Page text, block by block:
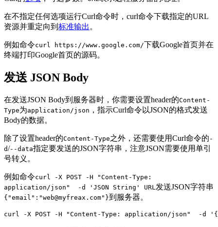
在不指定任何选项运行Curl命令时，curl命令下载指定的URL
资源并重定向到 标准输出 。
例如命令curl https://www.google.com/下载Google首页并在
终端打印Google首页的源码。
发送 JSON Body
在发送JSON Body到服务器时，你需要设置header的Content-
Type为application/json ，指示Curl命令以JSON的格式发送
Body的数据。
除了设置header的Content-Type之外，还需要使用Curl命令的 -
d/--data指定要发送的JSON字符串，注意JSON需要使用单引
号转义。
例如命令curl -X POST -H "Content-Type:
application/json" -d 'JSON String' URL发送JSON字符串
{"email":"web@myfreax.com"}到服务器。
curl -X POST -H "Content-Type: application/json"  -d